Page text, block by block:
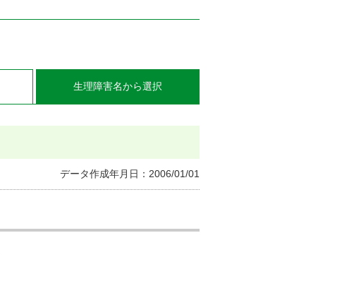
生理障害名から選択
データ作成年月日：2006/01/01